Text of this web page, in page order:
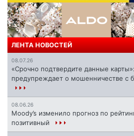
ЛЕНТА НОВОСТЕЙ
08.07.26
«Срочно подтвердите данные
предупреждает о мошенничестве с
08.06.26
Moody’s изменило прогноз по
позитивный